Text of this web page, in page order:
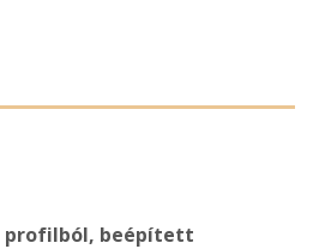
profilból, beépített